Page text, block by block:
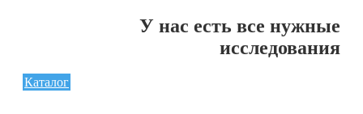
У нас есть все нужные
исследования
Каталог